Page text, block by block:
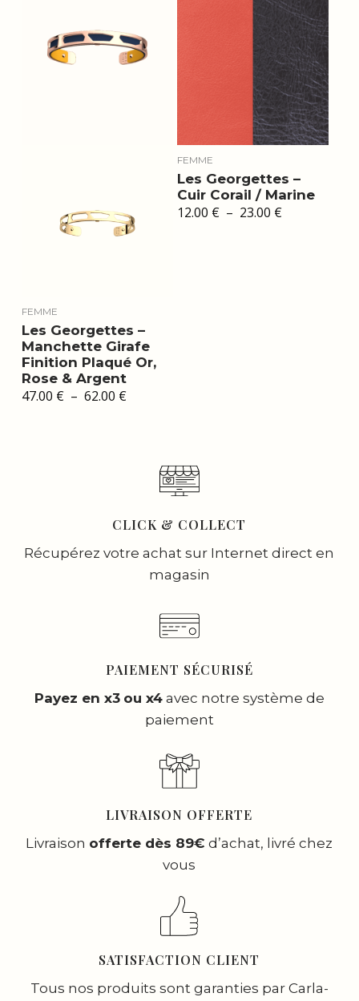
FEMME
Les Georgettes –
Manchette Girafe
Finition Plaqué Or,
Rose & Argent
47.00 € – 62.00 €Plage
FEMME
Les Georgettes –
Cuir Corail / Marine
12.00 € – 23.00 €
CLICK & COLLECT
Récupérez votre achat sur Internet direct en
magasin
PAIEMENT SÉCURISÉ
Payez en x3 ou x4avec notre système de
paiement
LIVRAISON OFFERTE
Livraison offerte dès 89€ d’achat, livré chez
vous
SATISFACTION CLIENT
Tous nos produits sont garanties par Carla-